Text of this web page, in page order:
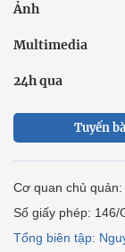
Ảnh
Multimedia
24h qua
Tuyến
Cơ quan chủ
Số giấy phép: 146/
Tổng biên tập: